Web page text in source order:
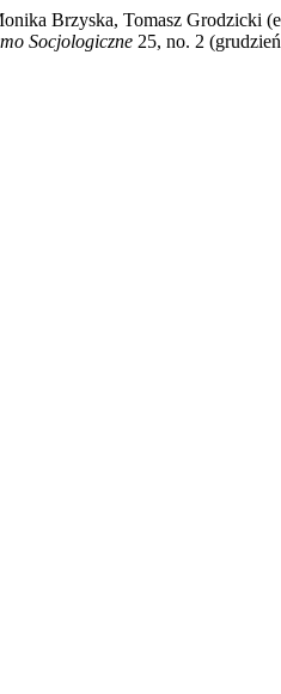
Brzyska, Tomasz Grodzicki
Socjologiczne 25, no. 2